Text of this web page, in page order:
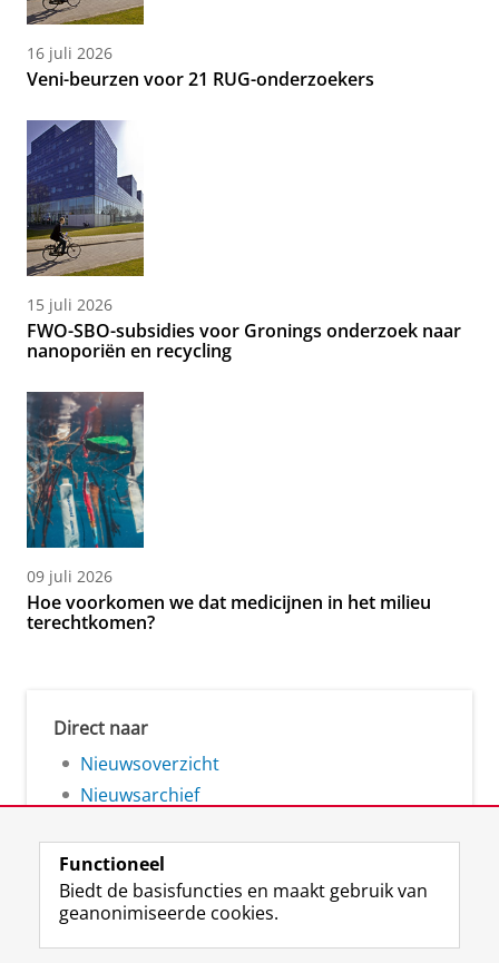
16 juli 2026
Veni-beurzen voor 21 RUG-onderzoekers
15 juli 2026
FWO-SBO-subsidies voor Gronings onderzoek naar
nanoporiën en recycling
09 juli 2026
Hoe voorkomen we dat medicijnen in het milieu
terechtkomen?
Direct naar
Nieuwsoverzicht
Nieuwsarchief
Volg de RUG
F
L
R I
Y
Functioneel
Biedt de basisfuncties en maakt gebruik van
geanonimiseerde cookies.